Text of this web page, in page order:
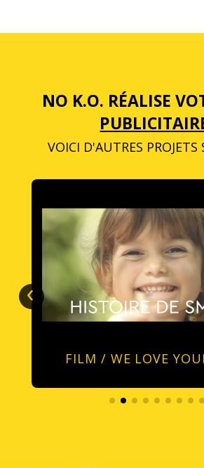
NO K.O. RÉALISE
VOICI D'AUTRES PROJETS
‹
FILM / WE LOVE